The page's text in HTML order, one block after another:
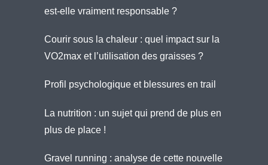
est-elle vraiment responsable ?
Courir sous la chaleur : quel impact sur la
VO2max et l’utilisation des graisses ?
Profil psychologique et blessures en trail
La nutrition : un sujet qui prend de plus en
plus de place !
Gravel running : analyse de cette nouvelle